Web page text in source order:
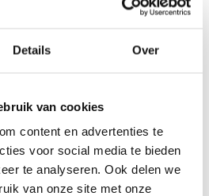
Details Over
van cookies
content en advertenties te
voor social media te bieden
te analyseren. Ook delen we
van onze site met onze
biedt extra ondersteuning aan de
dat de gebruiker onderuitzakt